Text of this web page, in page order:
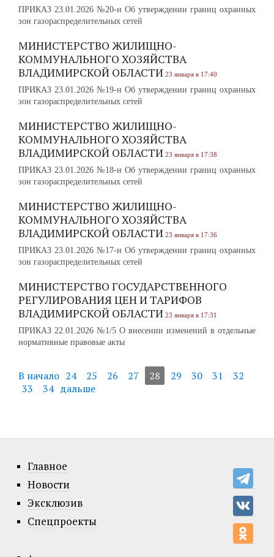
ПРИКАЗ 23.01.2026 №20-н Об утверждении границ охранных
зон газораспределительных сетей
МИНИСТЕРСТВО ЖИЛИЩНО-
КОММУНАЛЬНОГО ХОЗЯЙСТВА
ВЛАДИМИРСКОЙ ОБЛАСТИ 23 января в 17:40
ПРИКАЗ 23.01.2026 №19-н Об утверждении границ охранных
зон газораспределительных сетей
МИНИСТЕРСТВО ЖИЛИЩНО-
КОММУНАЛЬНОГО ХОЗЯЙСТВА
ВЛАДИМИРСКОЙ ОБЛАСТИ 23 января в 17:38
ПРИКАЗ 23.01.2026 №18-н Об утверждении границ охранных
зон газораспределительных сетей
МИНИСТЕРСТВО ЖИЛИЩНО-
КОММУНАЛЬНОГО ХОЗЯЙСТВА
ВЛАДИМИРСКОЙ ОБЛАСТИ 23 января в 17:36
ПРИКАЗ 23.01.2026 №17-н Об утверждении границ охранных
зон газораспределительных сетей
МИНИСТЕРСТВО ГОСУДАРСТВЕННОГО
РЕГУЛИРОВАНИЯ ЦЕН И ТАРИФОВ
ВЛАДИМИРСКОЙ ОБЛАСТИ 23 января в 17:31
ПРИКАЗ 22.01.2026 №1/5 О внесении изменений в отдельные
нормативные правовые акты
В начало 24 25 26 27 28 29 30 31
32
33
34 дальше
Главное
Новости
Эксклюзив
Спецпроекты